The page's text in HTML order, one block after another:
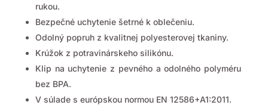
rukou.
Bezpečné uchytenie šetrné k oblečeniu.
Odolný popruh z kvalitnej polyesterovej tkaniny.
Krúžok z potravinárskeho silikónu.
Klip na uchytenie z pevného a odolného polyméru
bez BPA.
V súlade s európskou normou EN 12586+A1:2011.